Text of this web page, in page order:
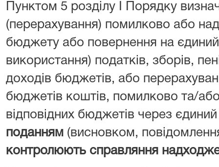
Пунктом 5 розділу I Порядку
(перерахування) помилково або
бюджету або повернення на єдиний
використання) податків, зборів,
доходів бюджетів, або
бюджетів коштів, помилково та/
відповідних бюджетів через
поданням (висновком,
контролюють справляння